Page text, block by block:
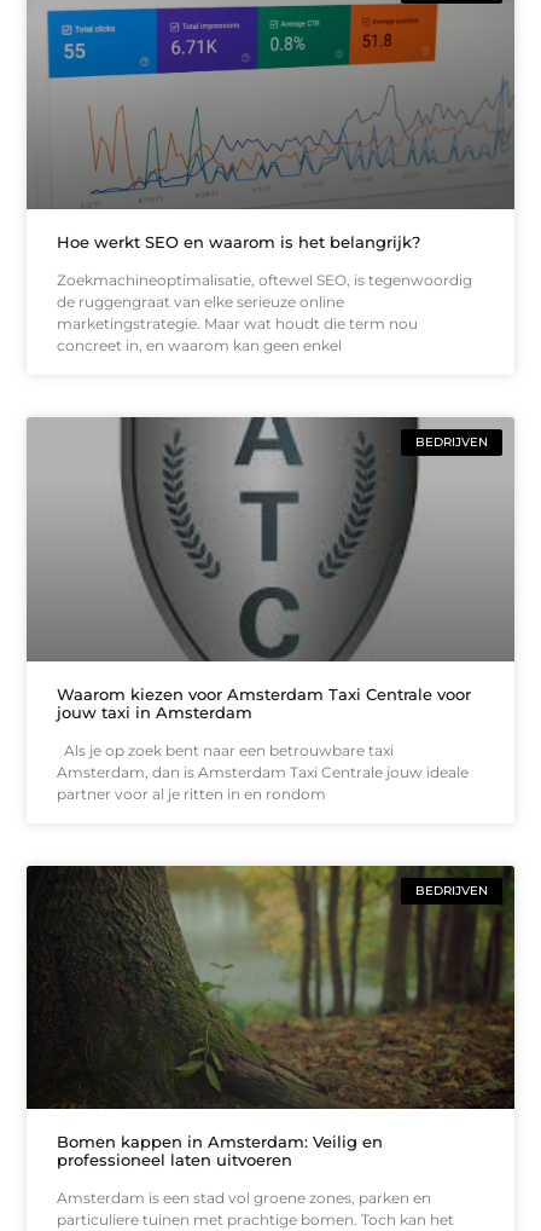
Hoe werkt SEO en waarom is het belangrijk?
Zoekmachineoptimalisatie, oftewel SEO, is tegenwoordig
de ruggengraat van elke serieuze online
marketingstrategie. Maar wat houdt die term nou
concreet in, en waarom kan geen enkel
BEDRIJVEN
Waarom kiezen voor Amsterdam Taxi Centrale voor
jouw taxi in Amsterdam
Als je op zoek bent naar een betrouwbare taxi
Amsterdam, dan is Amsterdam Taxi Centrale jouw ideale
partner voor al je ritten in en rondom
BEDRIJVEN
Bomen kappen in Amsterdam: Veilig en
professioneel laten uitvoeren
Amsterdam is een stad vol groene zones, parken en
particuliere tuinen met prachtige bomen. Toch kan het